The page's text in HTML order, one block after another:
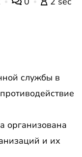
службы в
организована
и их